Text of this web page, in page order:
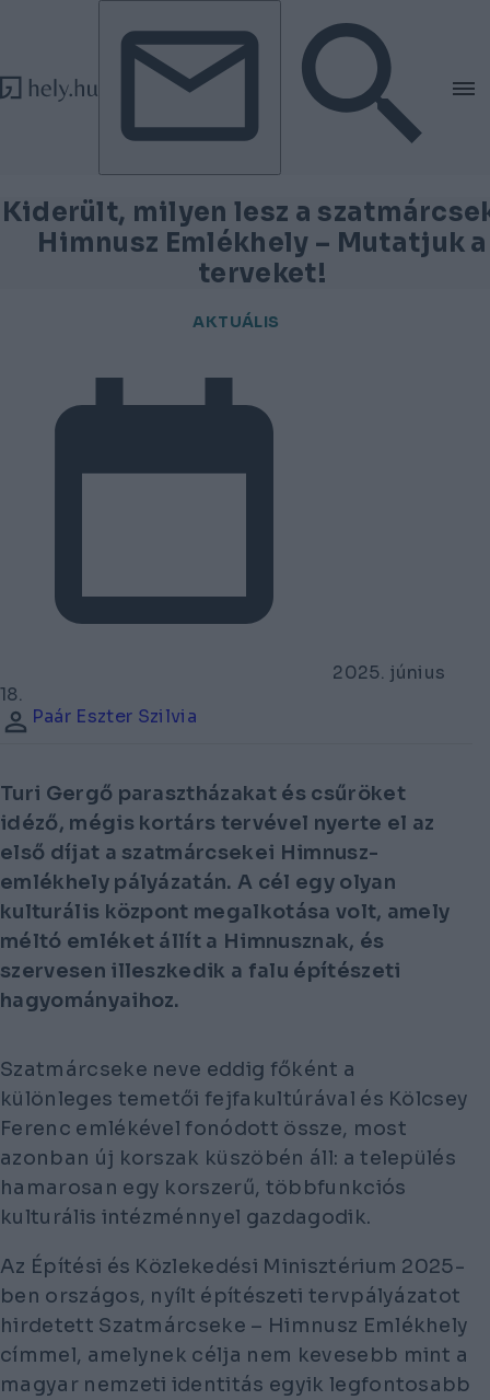
Tovább a tartalomhoz
Tovább a lábléchez
Kiderült, milyen lesz a
Himnusz Emlékhely – Mutatjuk a
terveket!
AKTUÁLIS
2025. június
18.
Paár Eszter Szilvia
Turi Gergő parasztházakat és csűröket
idéző, mégis kortárs tervével nyerte el az
első díjat a szatmárcsekei Himnusz-
emlékhely pályázatán. A cél egy olyan
kulturális központ megalkotása volt, amely
méltó emléket állít a Himnusznak, és
szervesen illeszkedik a falu építészeti
hagyományaihoz.
Szatmárcseke neve eddig főként a
különleges temetői fejfakultúrával és Kölcsey
Ferenc emlékével fonódott össze, most
azonban új korszak küszöbén áll: a település
hamarosan egy korszerű, többfunkciós
kulturális intézménnyel gazdagodik.
Az Építési és Közlekedési Minisztérium 2025-
ben országos, nyílt építészeti tervpályázatot
hirdetett Szatmárcseke – Himnusz Emlékhely
címmel, amelynek célja nem kevesebb mint a
magyar nemzeti identitás egyik legfontosabb